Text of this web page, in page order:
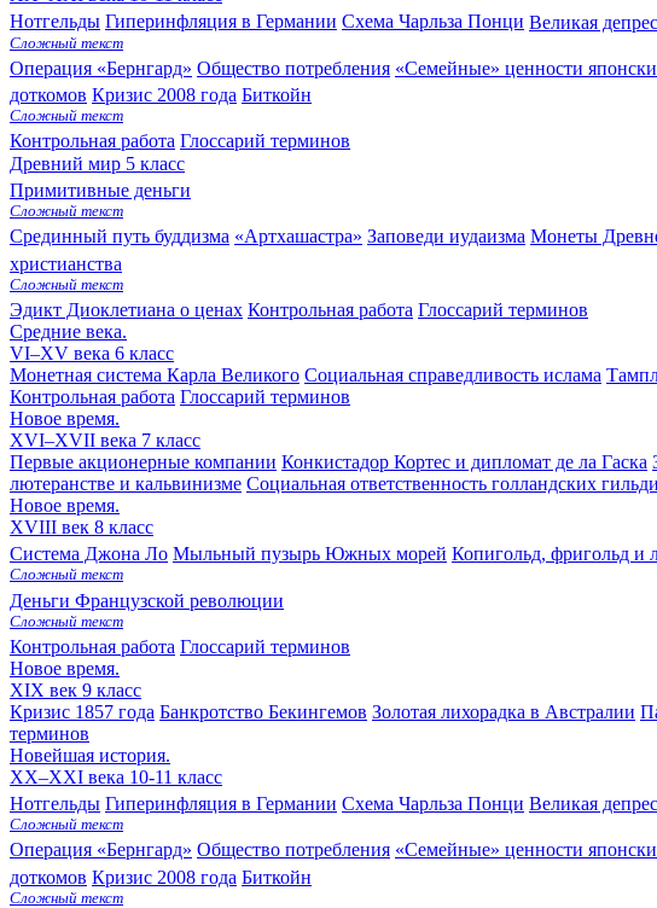
Нотгельды Гиперинфляция в Германии Схема Чарльза Понци Великая
Сложный текст
Операция «Бернгард» Общество потребления «Семейные» ценности
доткомов Кризис 2008 года Биткойн
Сложный текст
Контрольная работа Глоссарий терминов
Древний мир 5 класс
Примитивные деньги
Сложный текст
Срединный путь буддизма «Артхашастра» Заповеди иудаизма Монеты
христианства
Сложный текст
Эдикт Диоклетиана о ценах Контрольная работа Глоссарий терминов
Средние века.
VI–XV века 6 класс
Монетная система Карла Великого Социальная справедливость ислама
Контрольная работа Глоссарий терминов
Новое время.
XVI–XVII века 7 класс
Первые акционерные компании Конкистадор Кортес и дипломат де ла Гаска
лютеранстве и кальвинизме Социальная ответственность голландских
Новое время.
XVIII век 8 класс
Система Джона Ло Мыльный пузырь Южных морей Копигольд, фригольд и
Сложный текст
Деньги Французской революции
Сложный текст
Контрольная работа Глоссарий терминов
Новое время.
XIX век 9 класс
Кризис 1857 года Банкротство Бекингемов Золотая лихорадка в Австралии
терминов
Новейшая история.
XX–XXI века 10-11 класс
Нотгельды Гиперинфляция в Германии Схема Чарльза Понци Великая
Сложный текст
Операция «Бернгард» Общество потребления «Семейные» ценности
доткомов Кризис 2008 года Биткойн
Сложный текст